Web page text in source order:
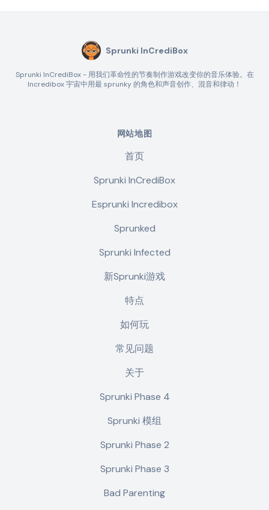
Sprunki InCrediBox
Sprunki InCrediBox - 用我们革命性的节奏制作游戏改变你的音乐体验。在
Incredibox 宇宙中用最 sprunky 的角色和声音创作、混音和律动！
网站地图
首页
Sprunki InCrediBox
Esprunki Incredibox
Sprunked
Sprunki Infected
新Sprunki游戏
特点
如何玩
常见问题
关于
Sprunki Phase 4
Sprunki 模组
Sprunki Phase 2
Sprunki Phase 3
Bad Parenting